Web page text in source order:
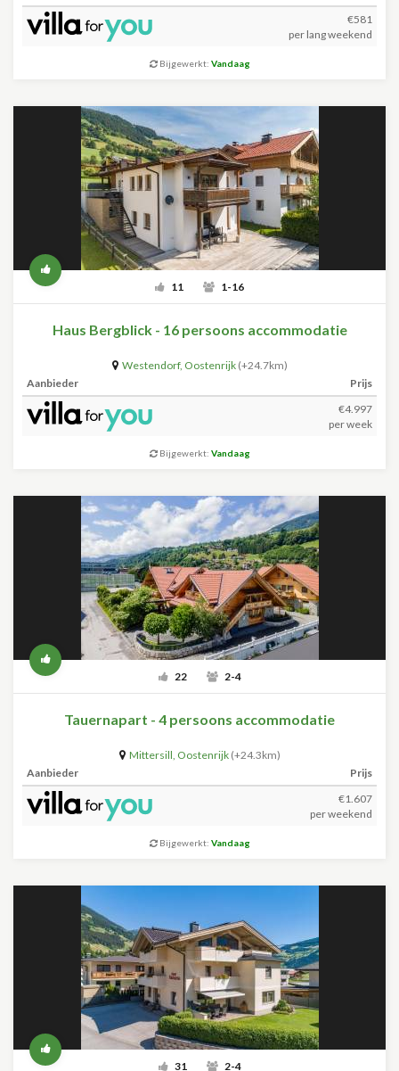
€581
per lang weekend
Bijgewerkt: Vandaag
11 1-16
Haus Bergblick - 16 persoons accommodatie
Westendorf, Oostenrijk (+24.7km)
Aanbieder
Prijs
€4.997
per week
Bijgewerkt: Vandaag
22 2-4
Tauernapart - 4 persoons accommodatie
Mittersill, Oostenrijk (+24.3km)
Aanbieder
Prijs
€1.607
per weekend
Bijgewerkt: Vandaag
31 2-4